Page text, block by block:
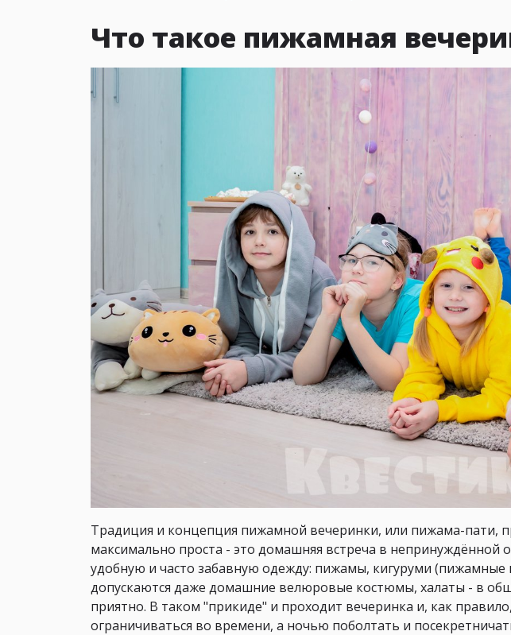
Что такое пижамная
Традиция и концепция пижамной вечеринки, или пижама-пати,
максимально проста - это домашняя встреча в непринуждённой
удобную и часто забавную одежду: пижамы, кигуруми
допускаются даже домашние велюровые костюмы, халаты - в
приятно. В таком "прикиде" и проходит вечеринка и, как
ограничиваться во времени, а ночью поболтать и